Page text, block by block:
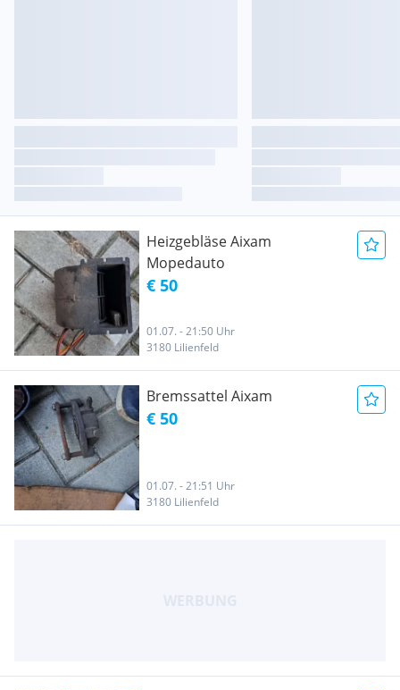
Heizgebläse Aixam
Mopedauto
€ 50
01.07. - 21:50 Uhr
3180 Lilienfeld
Bremssattel Aixam
€ 50
01.07. - 21:51 Uhr
3180 Lilienfeld